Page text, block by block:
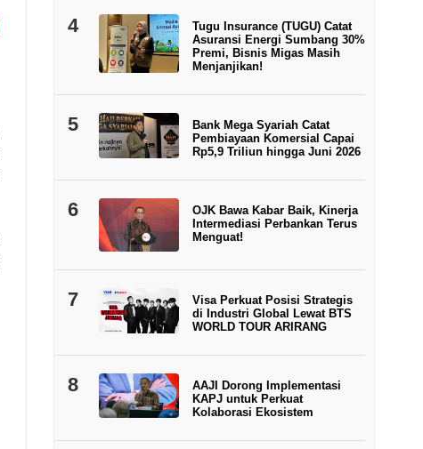
4
Tugu Insurance (TUGU) Catat
Asuransi Energi Sumbang 30%
Premi, Bisnis Migas Masih
Menjanjikan!
5
Bank Mega Syariah Catat
Pembiayaan Komersial Capai
Rp5,9 Triliun hingga Juni 2026
6
OJK Bawa Kabar Baik, Kinerja
Intermediasi Perbankan Terus
Menguat!
7
Visa Perkuat Posisi Strategis
di Industri Global Lewat BTS
WORLD TOUR ARIRANG
8
AAJI Dorong Implementasi
KAPJ untuk Perkuat
Kolaborasi Ekosistem